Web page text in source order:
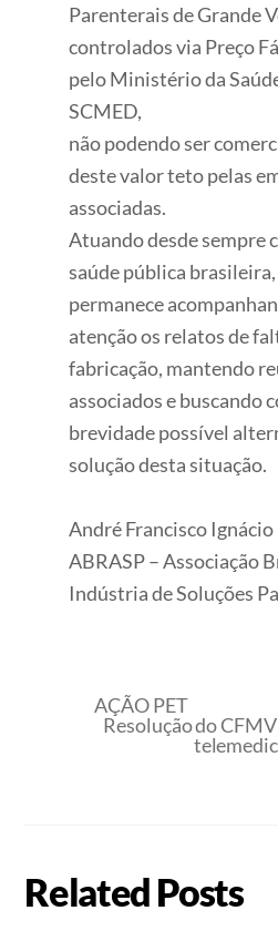
Parenterais de Grande
controlados via Preço
pelo Ministério da
SCMED,
não podendo ser
deste valor teto pelas
associadas.
Atuando desde sempre
saúde pública brasileira,
permanece
atenção os relatos de
fabricação, mantendo
associados e buscando
brevidade possível
solução desta situação.
André Francisco
ABRASP – Associação
Indústria de Soluções
AÇÃO PET
Resolução do
Related Posts